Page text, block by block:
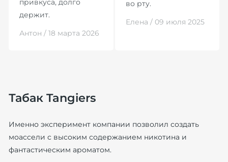
привкуса, долго
держит.
Антон / 18 марта 2026
во рту.
Елена / 09 июля 2025
Табак Tangiers
Именно эксперимент компании позволил создать
моассели с высоким содержанием никотина и
фантастическим ароматом.